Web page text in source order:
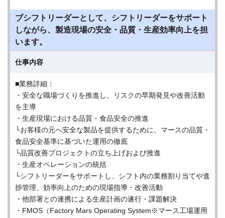
ブシフトリーダーとして、シフトリーダーをサポート
しながら、製造現場の安全・品質・生産効率向上を担
います。
仕事内容
■業務詳細：
・安全な職場づくりを推進し、リスクの早期発見や改善活動
を主導
・生産現場における品質・食品安全の推進
└お客様の元へ安全な製品を提供するために、マースの品質・
食品安全基準に基づいた運用の徹底
└品質改善プロジェクトの立ち上げおよび推進
・生産オペレーションの統括
└シフトリーダーをサポートし、シフト内の業務割り当てや進
捗管理、効率向上のための現場指導・改善活動
・他部署との連携による生産計画の遂行・課題解決
・FMOS（Factory Mars Operating System※マース工場運用